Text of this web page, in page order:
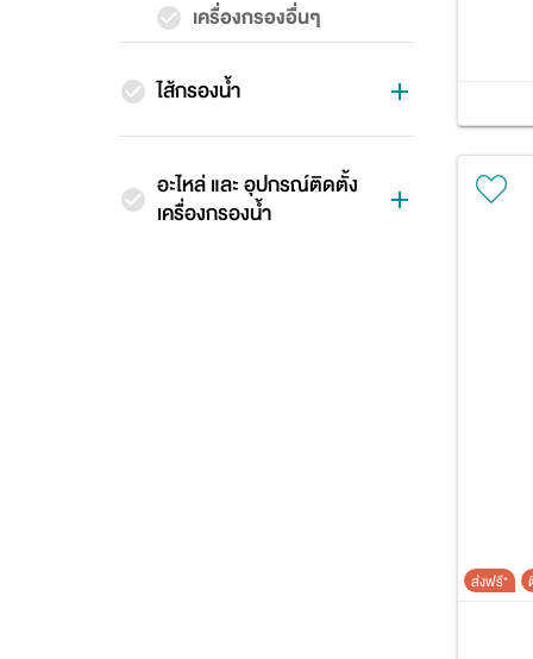
เครื่องกรองอื่นๆ
ไส้กรองน้ำ
อะไหล่ และ อุปกรณ์ติดตั้ง
เครื่องกรองน้ำ
ส่งฟรี*